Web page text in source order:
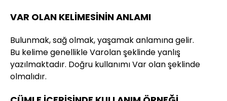
VAR OLAN KELİMESİNİN ANLAMI
Bulunmak, sağ olmak, yaşamak anlamına gelir.
Bu kelime genellikle Varolan şeklinde yanlış
yazılmaktadır. Doğru kullanımı Var olan şeklinde
olmalıdır.